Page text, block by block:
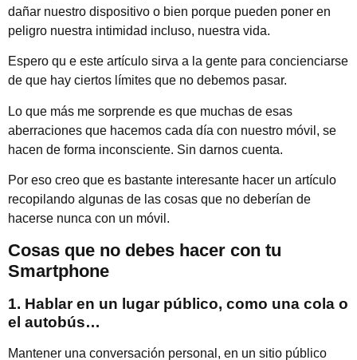
dañar nuestro dispositivo o bien porque pueden poner en
peligro nuestra intimidad incluso, nuestra vida.
Espero qu e este artículo sirva a la gente para concienciarse
de que hay ciertos límites que no debemos pasar.
Lo que más me sorprende es que muchas de esas
aberraciones que hacemos cada día con nuestro móvil, se
hacen de forma inconsciente. Sin darnos cuenta.
Por eso creo que es bastante interesante hacer un artículo
recopilando algunas de las cosas que no deberían de
hacerse nunca con un móvil.
Cosas que no debes hacer con tu
Smartphone
1. Hablar en un lugar público, como una cola o
el autobús…
Mantener una conversación personal, en un sitio público